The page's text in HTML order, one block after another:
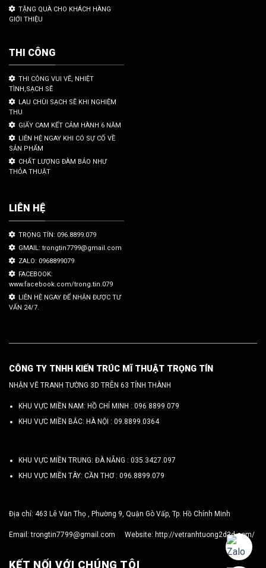
TẶNG QUÀ CHO KHÁCH HÀNG
GIỚI THIỆU
THI CÔNG
THI CÔNG VUI VẼ, NHIỆT
TÌNH,SẠCH SẼ
LAU CHÙI SẠCH SẼ KHI NGHIỆM
THU
GIẤY CAM KẾT CẢM HÀNH 6 NĂM
LIÊN HỆ NGAY KHI CÓ SỰ CỐ VỀ
SẢN PHẨM
CHẤT LƯỢNG ĐÀM BẢO NHƯ
THỎA THUẬT
LIÊN HỆ
TRỌNG TÍN: 096.8899.079
GMAIL: trongtin7799@gmail.com
ZALO: 0968899079
FACEBOOK:
www.facebook.com/trong.tin.079
LIÊN HỆ NGAY ĐỂ NHẬN ĐƯỢC TƯ
VẤN 24/7.
CÔNG TY TNHH KIẾN TRÚC MĨ THUẬT TRỌNG TÍN
NHẬN VẼ TRANH TƯỜNG 3D TRÊN 63 TỈNH THÀNH
KHU VỰC MIỀN NAM: HỒ CHÍ MINH : 096 8899 079
KHU VỰC MIỀN BẮC: HÀ NỘI : 09.8899.0364
KHU VỰC MIỀN TRUNG: ĐÀ NẴNG : 035.3427.097
KHU VỰC MIỀN TÂY: CẦN THƠ : 096.8899.079
Địa chỉ: 463 Lê Văn Thọ , Phường 9, Quận Gò Vấp, Tp. Hồ Chính Minh
Email:trongtin7799@gmail.com Website: http://vetranhtuong2d3d.com/
KẾT NỐI VỚI CHÚNG TÔI